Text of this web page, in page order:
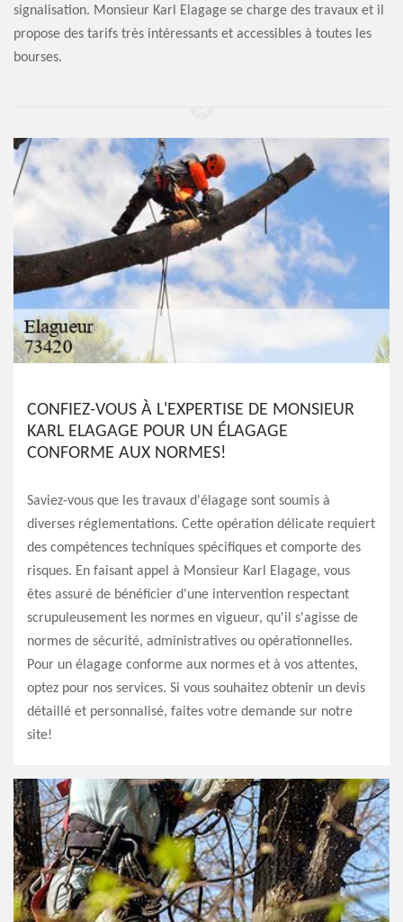
signalisation. Monsieur Karl Elagage se charge des travaux et il
propose des tarifs très intéressants et accessibles à toutes les
bourses.
CONFIEZ-VOUS À L'EXPERTISE DE MONSIEUR
KARL ELAGAGE POUR UN ÉLAGAGE
CONFORME AUX NORMES!
Saviez-vous que les travaux d'élagage sont soumis à
diverses réglementations. Cette opération délicate requiert
des compétences techniques spécifiques et comporte des
risques. En faisant appel à Monsieur Karl Elagage, vous
êtes assuré de bénéficier d'une intervention respectant
scrupuleusement les normes en vigueur, qu'il s'agisse de
normes de sécurité, administratives ou opérationnelles.
Pour un élagage conforme aux normes et à vos attentes,
optez pour nos services. Si vous souhaitez obtenir un devis
détaillé et personnalisé, faites votre demande sur notre
site!